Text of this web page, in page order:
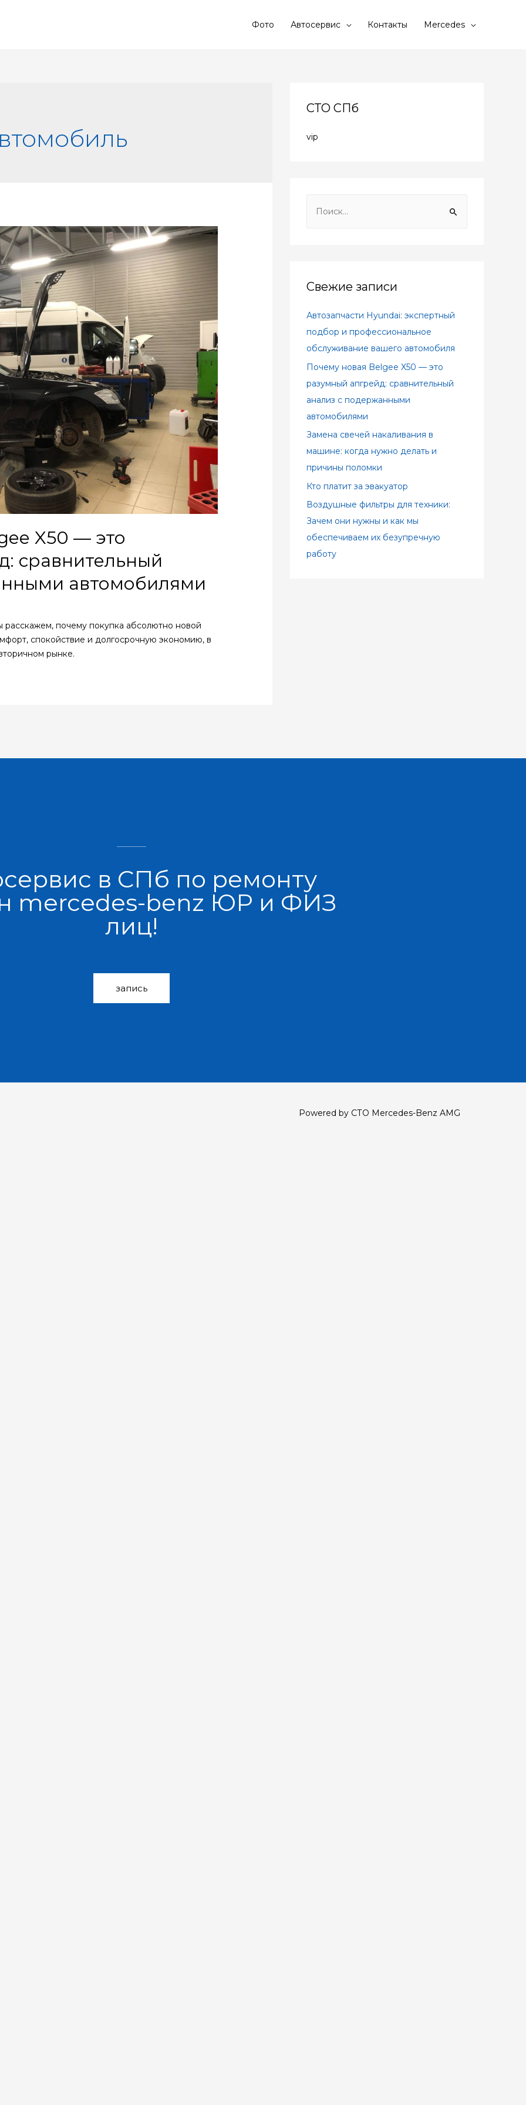
Фото Автосервис Контакты Mercedes
X50 — это
сравнительный
автомобилями
почему покупка абсолютно новой
спокойствие и долгосрочную экономию, в
рынке.
СТО СПб
vip
Свежие записи
Автозапчасти Hyundai: экспертный
подбор и профессиональное
обслуживание вашего автомобиля
Почему новая Belgee X50 — это
разумный апгрейд: сравнительный
анализ с подержанными
автомобилями
Замена свечей накаливания в
машине: когда нужно делать и
причины поломки
Кто платит за эвакуатор
Воздушные фильтры для техники:
Зачем они нужны и как мы
обеспечиваем их безупречную
работу
в СПб по ремонту
mercedes-benz ЮР и ФИЗ
лиц!
запись
Powered by СТО Mercedes-Benz AMG